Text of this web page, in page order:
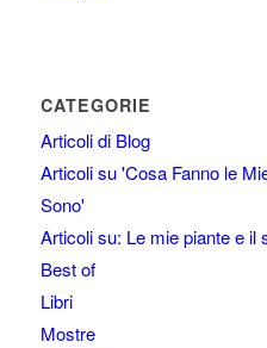
CATEGORIE
Articoli di Blog
Articoli su 'Cosa Fanno le
Sono'
Articoli su: Le mie piante e il
Best of
Libri
Mostre